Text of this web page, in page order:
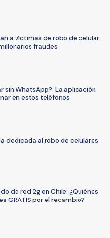
a víctimas de robo de celular:
fraudes
sin WhatsApp?: La aplicación
en estos teléfonos
dedicada al robo de celulares
de red 2g en Chile: ¿Quiénes
GRATIS por el recambio?